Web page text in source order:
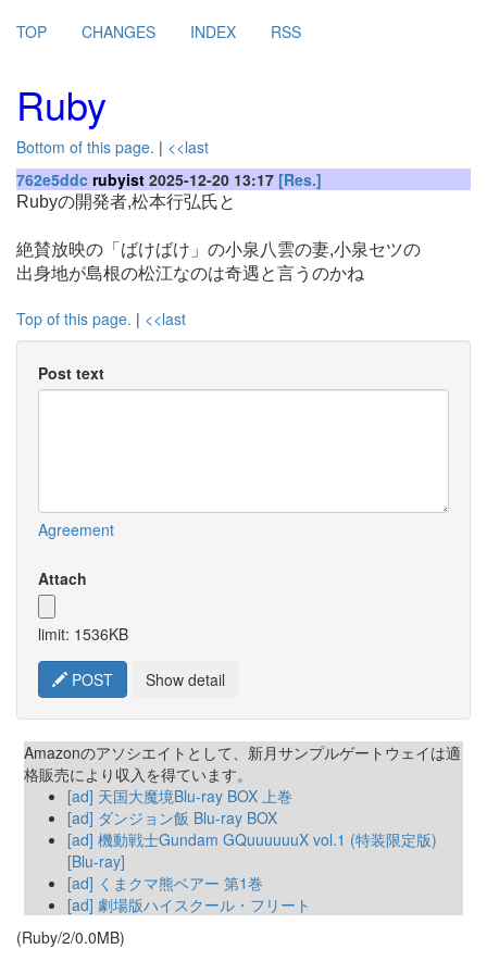
TOP CHANGES INDEX RSS
Ruby
Bottom of this page. | <<last
762e5ddc rubyist 2025-12-20 13:17 [Res.]
Rubyの開発者,松本行弘氏と
絶賛放映の「ばけばけ」の小泉八雲の妻,小泉セツの
出身地が島根の松江なのは奇遇と言うのかね
Top of this page. | <<last
Post text
Agreement
Attach
limit: 1536KB
POST Show detail
Amazonのアソシエイトとして、新月サンプルゲートウェイは適
格販売により収入を得ています。
[ad] 天国大魔境Blu-ray BOX 上巻
[ad] ダンジョン飯 Blu-ray BOX
[ad] 機動戦士Gundam GQuuuuuuX vol.1 (特装限定版)
[Blu-ray]
[ad] くまクマ熊ベアー 第1巻
[ad] 劇場版ハイスクール・フリート
(Ruby/2/0.0MB)